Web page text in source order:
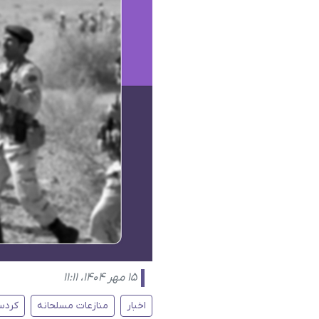
۱۵ مهر ۱۴۰۴، ۱۱:۱۱
اخبار منازعات مسلحانه